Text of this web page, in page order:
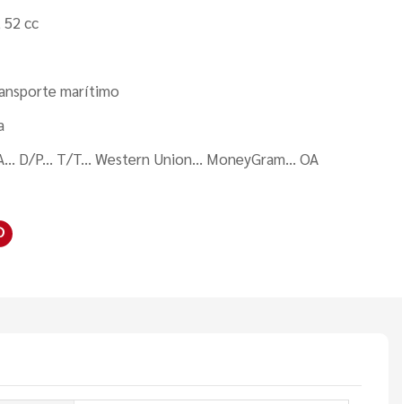
52 cc
marítimo
D/P... T/T... Western Union... MoneyGram... OA